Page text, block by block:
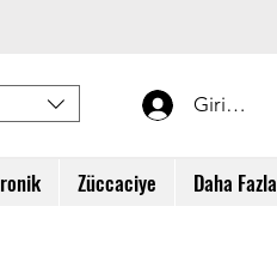
Giriş Yap
Züccaciye Daha Fazla